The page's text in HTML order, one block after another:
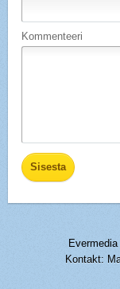
Kommenteeri
Kontakt: